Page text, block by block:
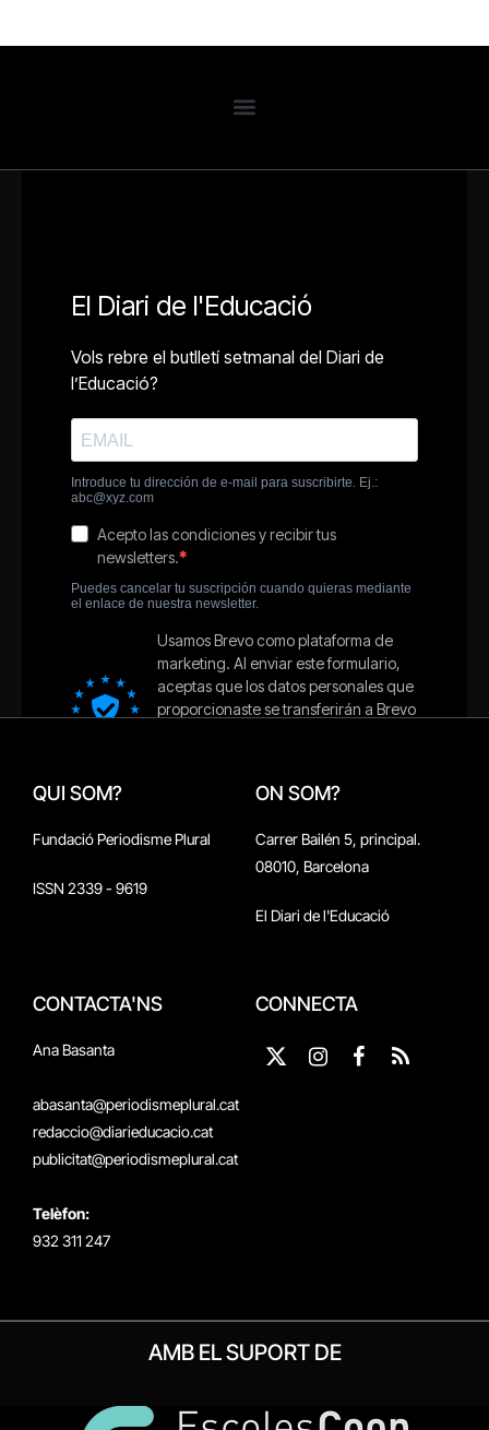
QUI SOM?
Fundació Periodisme Plural
ISSN 2339 - 9619
ON SOM?
Carrer Bailén 5, principal.
08010, Barcelona
El Diari de l'Educació
CONTACTA'NS
Ana Basanta
abasanta@periodismeplural.cat
redaccio@diarieducacio.cat
publicitat@periodismeplural.cat
Telèfon:
932 311 247
CONNECTA
X
Instagram
Facebook
RSS
AMB EL SUPORT DE